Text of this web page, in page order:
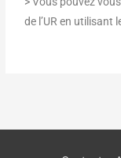
de l’UR en utilisant